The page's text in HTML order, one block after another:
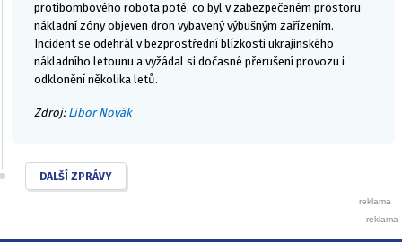
protibombového robota poté, co byl v zabezpečeném prostoru
nákladní zóny objeven dron vybavený výbušným zařízením.
Incident se odehrál v bezprostřední blízkosti ukrajinského
nákladního letounu a vyžádal si dočasné přerušení provozu i
odklonění několika letů.
Zdroj: Libor Novák
DALŠÍ ZPRÁVY